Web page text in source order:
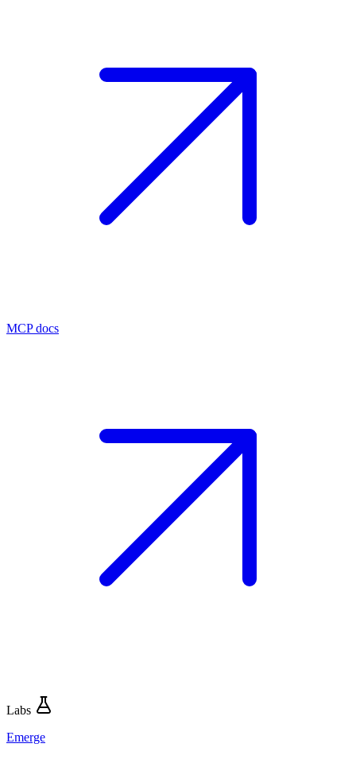
MCP docs
Labs
Emerge